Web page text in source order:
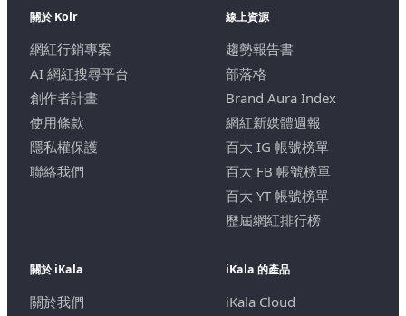
關於 Kolr
網紅行銷專案
AI 網紅搜尋平台
創作者計畫
使用條款
隱私權保護
聯絡我們
線上資源
趨勢報告書
部落格
Brand Aura Index
網紅新媒體週報
百大 IG 帳號榜單
百大 FB 帳號榜單
百大 YT 帳號榜單
歷屆網紅排行榜
關於 iKala
關於我們
iKala 的產品
iKala Cloud